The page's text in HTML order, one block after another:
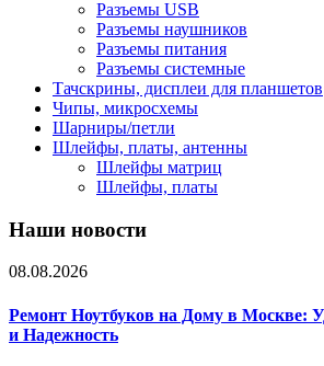
Разъемы USB
Разъемы наушников
Разъемы питания
Разъемы системные
Тачскрины, дисплеи для планшетов
Чипы, микросхемы
Шарниры/петли
Шлейфы, платы, антенны
Шлейфы матриц
Шлейфы, платы
Наши новости
08.08.2026
Ремонт Ноутбуков на Дому в Москве:
и Надежность